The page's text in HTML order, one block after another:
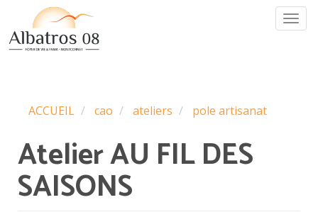
contenu
principal
ACCUEIL cao ateliers pole artisanat
Atelier AU FIL DES
SAISONS